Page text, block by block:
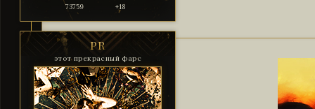
73759
+18
PR
этот прекрасный фарс